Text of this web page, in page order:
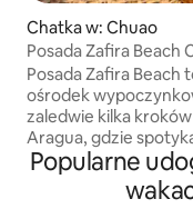
Chatka w: Chuao
Posada Zafira Beach
Posada Zafira Beach
ośrodek
zaledwie kilka
Aragua, gdzie
spokój. Znajdują się
pokoje, każdy z
i własnym
Popularne